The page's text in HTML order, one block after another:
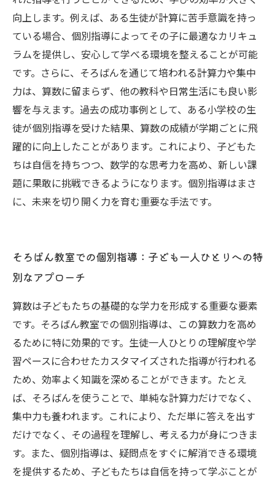
向上します。例えば、ある生徒が計算に苦手意識を持っ
ている場合、個別指導によってその子に最適なカリキュ
ラムを提供し、安心して学べる環境を整えることが可能
です。さらに、そろばんを通じて培われる計算力や集中
力は、算数に留まらず、他の教科や日常生活にも良い影
響を与えます。過去の成功事例として、ある小学校の生
徒が個別指導を受けた結果、算数の成績が学期ごとに飛
躍的に向上したことがあります。これにより、子どもた
ちは自信を持ちつつ、数学的な思考力を高め、新しい課
題に果敢に挑戦できるようになります。個別指導はまさ
に、未来を切り開く力を育む重要な手法です。
そろばん教室での個別指導：子ども一人ひとりへの特
別なアプローチ
算数は子どもたちの基礎的な学力を形成する重要な要素
です。そろばん教室での個別指導は、この算数力を高め
るために特に効果的です。生徒一人ひとりの理解度や学
習ペースに合わせたカスタマイズされた指導が行われる
ため、効率よく知識を深めることができます。たとえ
ば、そろばんを使うことで、単純な計算力だけでなく、
集中力も養われます。これにより、ただ単に答えを出す
だけでなく、その過程を理解し、考える力が身につきま
す。また、個別指導は、疑問点をすぐに解消できる環境
を提供するため、子どもたちは自信を持って学ぶことが